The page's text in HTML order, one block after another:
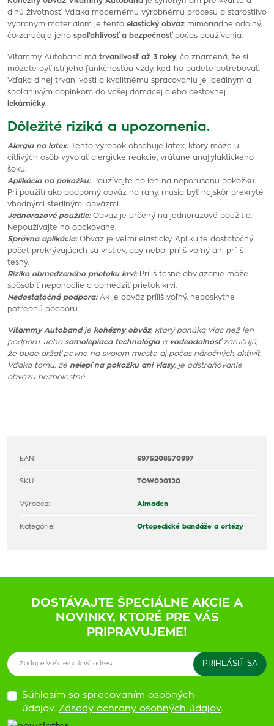
dlhú životnosť. Vďaka modernému výrobnému procesu a starostlivo
vybraným materiálom je tento elastický obväz mimoriadne odolný,
čo zaručuje jeho spoľahlivosť a bezpečnosťpočas používania.
Vitammy Autoband má trvanlivosť až 3 roky , čo znamená, že si
môžete byť istí jeho funkčnosťou vždy, keď ho budete potrebovať.
Vďaka dlhej trvanlivosti a kvalitnému spracovaniu je ideálnym a
spoľahlivým doplnkom do vašej domácej alebo cestovnej
lekárničky
Dôležité riziká a upozornenia.
Alergia na latex:Tento výrobok obsahuje latex, ktorý môže u
citlivých osôb vyvolať alergické reakcie, vrátane anafylaktického
šoku.
Aplikácia na pokožku: Používajte ho len na neporušenú pokožku.
Pri použití ako podporný obväz na rany, musia byť najskôr prekryté
vhodnými sterilnými obväzmi.
Jednorazové použitie:Obväz je určený na jednorazové použitie.
Nepoužívajte ho opakovane.
Správna aplikácia:Obväz je veľmi elastický. Aplikujte dostatočný
počet prekrývajúcich sa vrstiev, aby nebol príliš voľný ani príliš
tesný.
Riziko obmedzeného prietoku krvi:Príliš tesné obviazanie môže
spôsobiť nepohodlie a obmedziť prietok krvi.
Nedostatočná podpora:Ak je obväz príliš voľný, neposkytne
potrebnú podporu.
Vitammy Autobandje kohézny obväz, ktorý ponúka viac než len
podporu. Jeho samolepiaca technológiaa vodeodolnosťzaručujú,
že bude držať pevne na svojom mieste aj počas náročných aktivít.
Vďaka tomu, že nelepí na pokožku ani vlasy, je odstraňovanie
obväzu bezbolestné.
EAN: 6975208570997
SKU: TOW020120
Výrobca: Almaden
Kategórie: Ortopedické bandáže a ortézy
DOSTÁVAJTE ŠPECIÁLNE AKCIE A
NOVINKY, KTORÉ PRE VÁS
PRIPRAVUJEME!
Súhlasím so spracovaním osobných
údajov. Zásady ochrany osobných údajov.